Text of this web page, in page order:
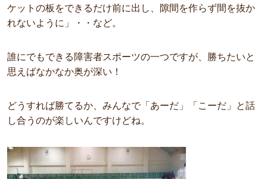
ケットの板をできるだけ前に出し、隙間を作らず間を抜か
れないように」・・など。
誰にでもできる障害者スポーツの一つですが、勝ちたいと
思えばなかなか奥が深い！
どうすれば勝てるか、みんなで「あーだ」「こーだ」と話
し合うのが楽しいんですけどね。